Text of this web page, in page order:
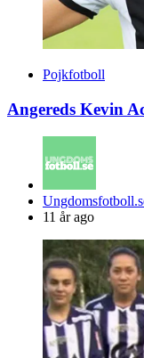
Pojkfotboll
Angereds Kevin
Posted
by
11 år ago